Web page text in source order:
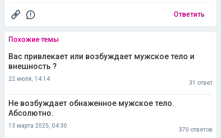
Ответить
Похожие темы
Вас привлекает или возбуждает мужское тело и
внешность ?
22 июля, 14:14
31 ответ
Не возбуждает обнаженное мужское тело.
Абсолютно.
13 марта 2025, 04:30
370 ответов